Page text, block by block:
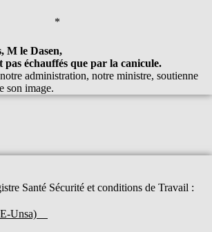
*
M le Dasen,
pas échauffés que par la canicule.
administration, notre ministre, soutienne
son image.
Santé Sécurité et conditions de Travail :
Unsa)